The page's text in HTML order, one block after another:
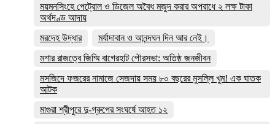
ময়মনসিংহে পেট্রোল ও ডিজেল অবৈধ মজুদ করার অপরাধে ২ লক্ষ টাকা
অর্থদণ্ড আদায়
মরদেহ উদ্ধার
মর্যাদাবান ও আনন্দঘন দিন আর নেই।
মশার রাজত্বে জিম্মি বাগেরহাট পৌরসভা: অতিষ্ঠ জনজীবন
মসজিদে ফজরের নামাজে সেজদায় সময় ৮০ বছরের মুসল্লি খুম! এক ঘাতক
আটক
মাগুরা শ্রীপুরে দু-গ্রুপের সংঘর্ষে আহত ১২